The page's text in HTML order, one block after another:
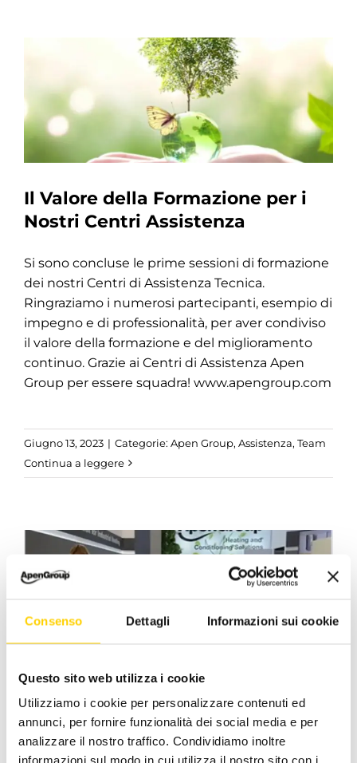
Consenso Dettagli Informazioni sui cookie
Questo sito web utilizza i cookie
Utilizziamo i cookie per personalizzare contenuti ed
annunci, per fornire funzionalità dei social media e per
analizzare il nostro traffico. Condividiamo inoltre
informazioni sul modo in cui utilizza il nostro sito con i
Il Valore della Formazione per i
Nostri Centri Assistenza
Si sono concluse le prime sessioni di formazione
dei nostri Centri di Assistenza Tecnica.
Ringraziamo i numerosi partecipanti, esempio di
impegno e di professionalità, per aver condiviso
il valore della formazione e del miglioramento
continuo. Grazie ai Centri di Assistenza Apen
Group per essere squadra! www.apengroup.com
Giugno 13, 2023 | Categorie: Apen Group, Assistenza, Team
Continua a leggere
Grazie per aver visitato il nostro
stand a ISH 2023
ISH 2023, la grande fiera internazionale che si